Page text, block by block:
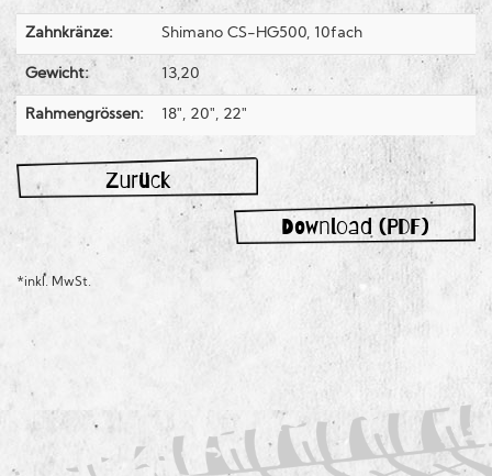
Zahnkränze: Shimano CS-HG500, 10fach
Gewicht: 13,20
Rahmengrössen: 18", 20", 22"
Zurück
Download (PDF)
*inkl. MwSt.